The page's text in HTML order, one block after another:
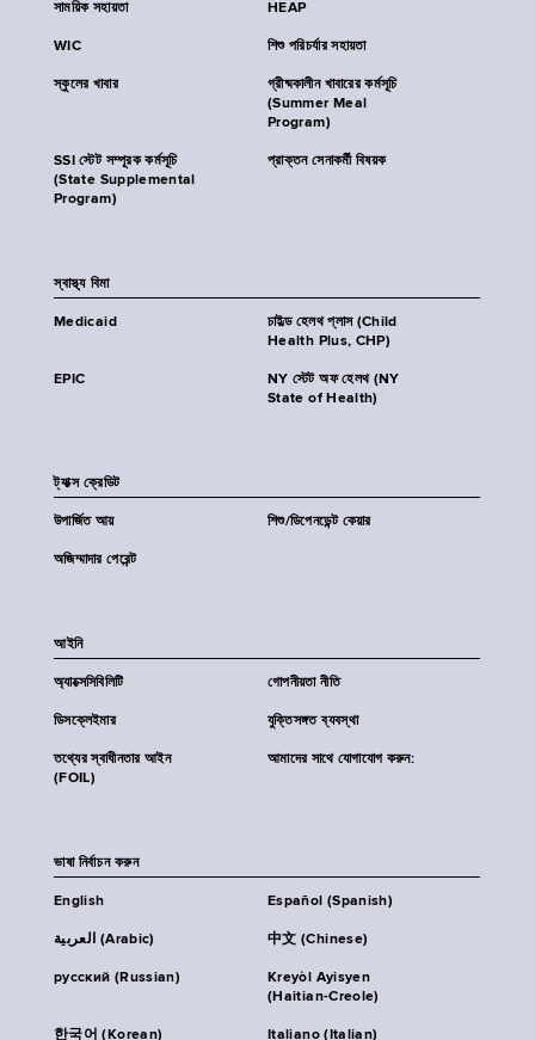
সাময়িক সহায়তা HEAP
WIC শিশু পরিচর্যার সহায়তা
স্কুলের খাবার
গ্রীষ্মকালীন খাবারের কর্মসূচি
(Summer Meal
Program)
SSI স্টেট সম্পূরক কর্মসূচি
(State Supplemental
Program)
প্রাক্তন সেনাকর্মী বিষয়ক
স্বাস্থ্য বিমা
Medicaid
চাইল্ড হেলথ প্লাস (Child
Health Plus, CHP)
EPIC
NY স্টেট অফ হেলথ (NY
State of Health)
ট্যাক্স ক্রেডিট
উপার্জিত আয় শিশু/ডিপেনডেন্ট কেয়ার
অজিম্মাদার পেরেন্ট
আইনি
অ্যাক্সেসিবিলিটি গোপনীয়তা নীতি
ডিসক্লেইমার যুক্তিসঙ্গত ব্যবস্থা
তথ্যের স্বাধীনতার আইন
(FOIL)
আমাদের সাথে যোগাযোগ করুন:
ভাষা নির্বাচন করুন
English Español (Spanish)
العربية (Arabic) 中文 (Chinese)
русский (Russian)
Kreyòl Ayisyen
(Haitian-Creole)
한국어 (Korean) Italiano (Italian)